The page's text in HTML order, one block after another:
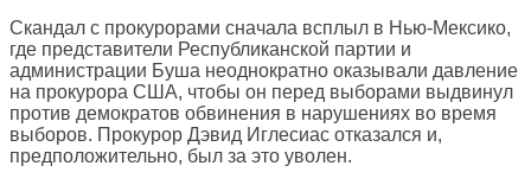
Скандал с прокурорами сначала всплыл в Нью-Мексико,
где представители Республиканской партии и
администрации Буша неоднократно оказывали давление
на прокурора США, чтобы он перед выборами выдвинул
против демократов обвинения в нарушениях во время
выборов. Прокурор Дэвид Иглесиас отказался и,
предположительно, был за это уволен.